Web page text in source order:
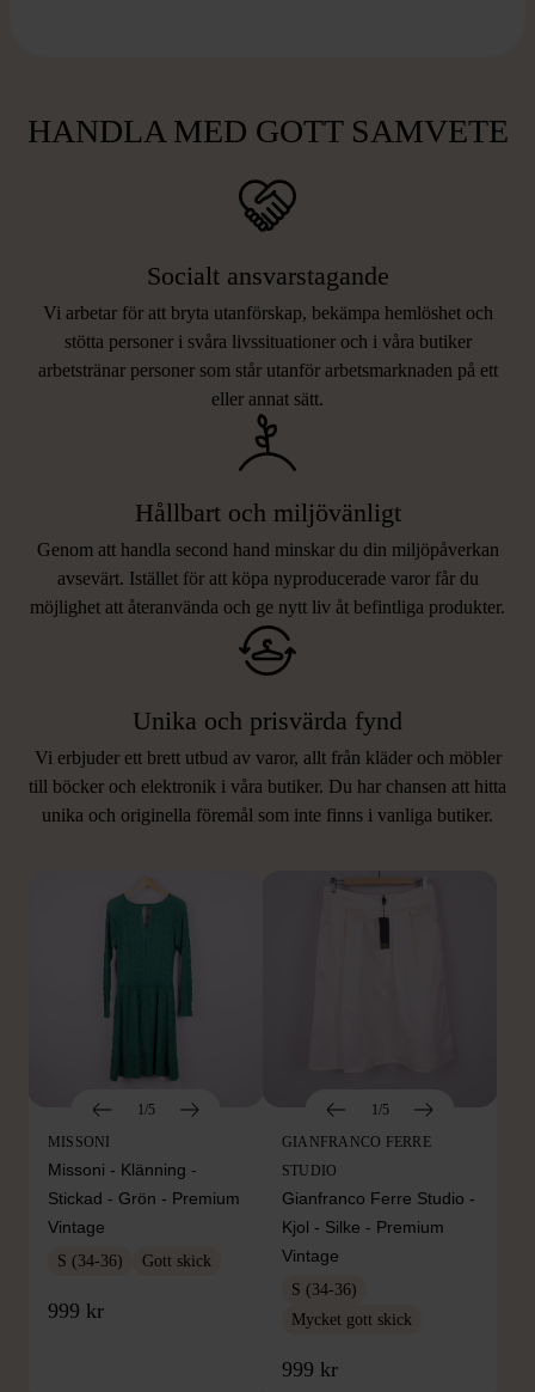
HANDLA MED GOTT SAMVETE
Socialt ansvarstagande
Vi arbetar för att bryta utanförskap, bekämpa hemlöshet och
stötta personer i svåra livssituationer och i våra butiker
arbetstränar personer som står utanför arbetsmarknaden på ett
eller annat sätt.
Hållbart och miljövänligt
Genom att handla second hand minskar du din miljöpåverkan
avsevärt. Istället för att köpa nyproducerade varor får du
möjlighet att återanvända och ge nytt liv åt befintliga produkter.
Unika och prisvärda fynd
Vi erbjuder ett brett utbud av varor, allt från kläder och möbler
till böcker och elektronik i våra butiker. Du har chansen att hitta
unika och originella föremål som inte finns i vanliga butiker.
LIKNANDE PRODUKTER
Hitta produkter som påminner om denna
1/5
MISSONI
Missoni - Klänning -
Stickad - Grön - Premium
Vintage
S (34-36) Gott skick
999 kr
1/5
GIANFRANCO FERRE
STUDIO
Gianfranco Ferre Studio -
Kjol - Silke - Premium
Vintage
S (34-36)
Mycket gott skick
999 kr